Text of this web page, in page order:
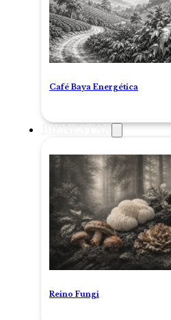
Café Baya Energética
BIENESTAR
Reino Fungi